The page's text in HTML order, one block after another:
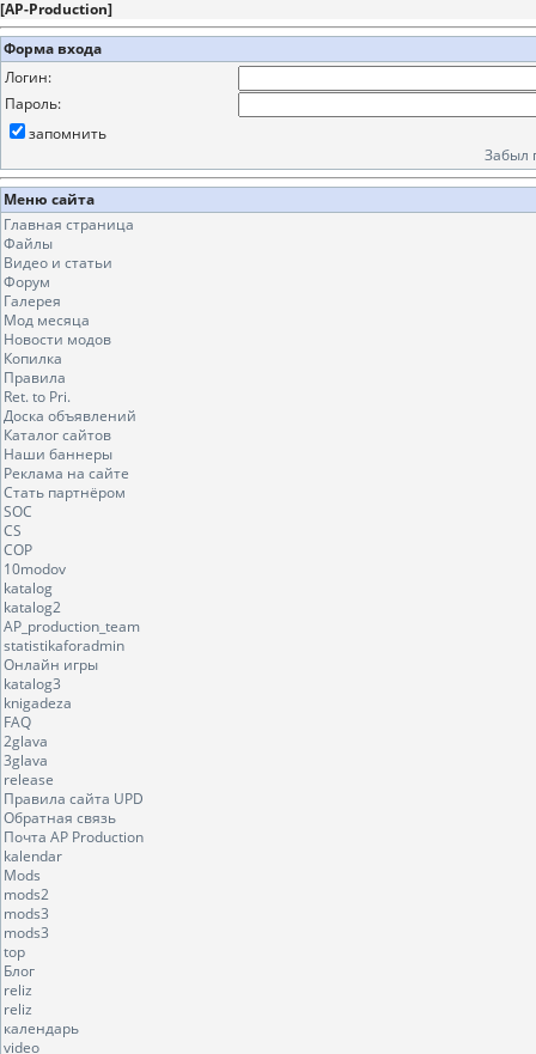
[AP-Production]
Форма входа
Логин:
Пароль:
запомнить
Забыл
Меню сайта
Главная страница
Файлы
Видео и статьи
Форум
Галерея
Мод месяца
Новости модов
Копилка
Правила
Ret. to Pri.
Доска объявлений
Каталог сайтов
Наши баннеры
Реклама на сайте
Стать партнёром
SOC
CS
COP
10modov
katalog
katalog2
AP_production_team
statistikaforadmin
Онлайн игры
katalog3
knigadeza
FAQ
2glava
3glava
release
Правила сайта UPD
Обратная связь
Почта AP Production
kalendar
Mods
mods2
mods3
mods3
top
Блог
reliz
reliz
календарь
video